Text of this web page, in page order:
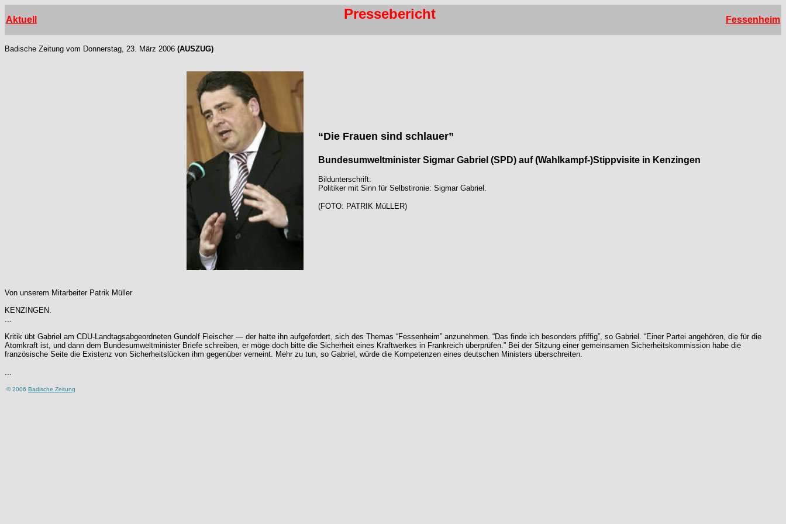
Aktuell Pressebericht Fessenheim
Badische Zeitung vom Donnerstag, 23. März 2006 (AUSZUG)
“Die Frauen sind schlauer”
Bundesumweltminister Sigmar Gabriel (SPD) auf (Wahlkampf-)Stippvisite in Kenzingen
Bildunterschrift:
Politiker mit Sinn für Selbstironie: Sigmar Gabriel.
(FOTO: PATRIK MüLLER)
Von unserem Mitarbeiter Patrik Müller
KENZINGEN.
...
Kritik übt Gabriel am CDU-Landtagsabgeordneten Gundolf Fleischer — der hatte ihn aufgefordert, sich des Themas “Fessenheim” anzunehmen. “Das finde ich besonders pfiffig”, so Gabriel. “Einer Partei angehören, die für die
Atomkraft ist, und dann dem Bundesumweltminister Briefe schreiben, er möge doch bitte die Sicherheit eines Kraftwerkes in Frankreich überprüfen.” Bei der Sitzung einer gemeinsamen Sicherheitskommission habe die
französische Seite die Existenz von Sicherheitslücken ihm gegenüber verneint. Mehr zu tun, so Gabriel, würde die Kompetenzen eines deutschen Ministers überschreiten.
...
© 2006 Badische Zeitung